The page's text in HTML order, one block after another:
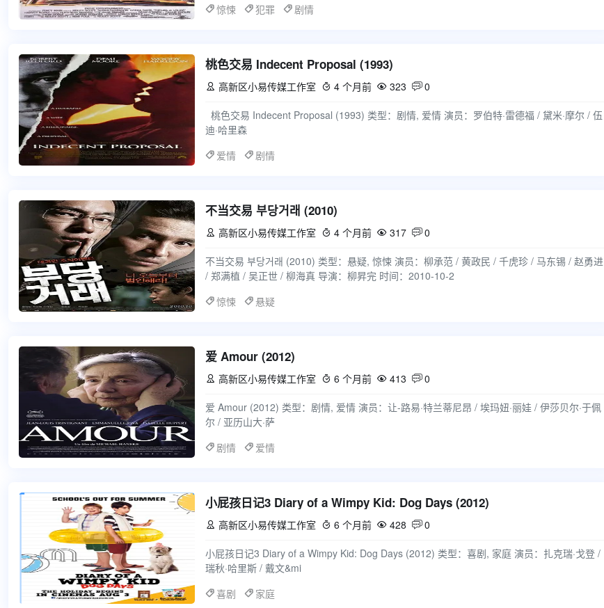
惊悚
犯罪 剧情
桃色交易 Indecent Proposal (1993)
 高新区小易传媒工作室  4 个月前  323  0
迪·哈里森
爱情
剧情
不当交易 부당거래 (2010)
 高新区小易传媒工作室  4 个月前  317  0
不当交易 부당거래 (2010) 类型：悬疑, 惊悚 演员：柳承范 / 黄政民 / 千虎珍 / 马东锡 / 赵勇进
/ 郑满植 / 吴正世 / 柳海真 导演：柳昇完 时间：2010-10-2
惊悚
悬疑
爱 Amour (2012)
 高新区小易传媒工作室  6 个月前  413  0
爱 Amour (2012) 类型：剧情, 爱情 演员：让-路易·特兰蒂尼昂 / 埃玛妞·丽娃 / 伊莎贝尔·于佩
尔 / 亚历山大·萨
剧情
爱情
小屁孩日记3 Diary of a Wimpy Kid: Dog Days (2012)
 高新区小易传媒工作室  6 个月前  428  0
小屁孩日记3 Diary of a Wimpy Kid: Dog Days (2012) 类型：喜剧, 家庭 演员：扎克瑞·戈登 /
瑞秋·哈里斯 / 戴文&mi
喜剧
家庭